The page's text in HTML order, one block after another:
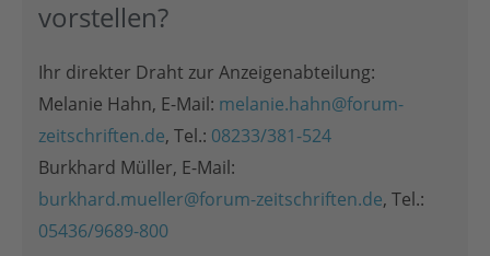
vorstellen?
Ihr direkter Draht zur Anzeigenabteilung:
Melanie Hahn, E-Mail: melanie.hahn@forum-
zeitschriften.de, Tel.: 08233/381-524
Burkhard Müller, E-Mail:
burkhard.mueller@forum-zeitschriften.de, Tel.:
05436/9689-800